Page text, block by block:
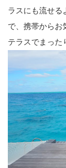
ラスにも流せる
で、携帯からお
テラスでまった